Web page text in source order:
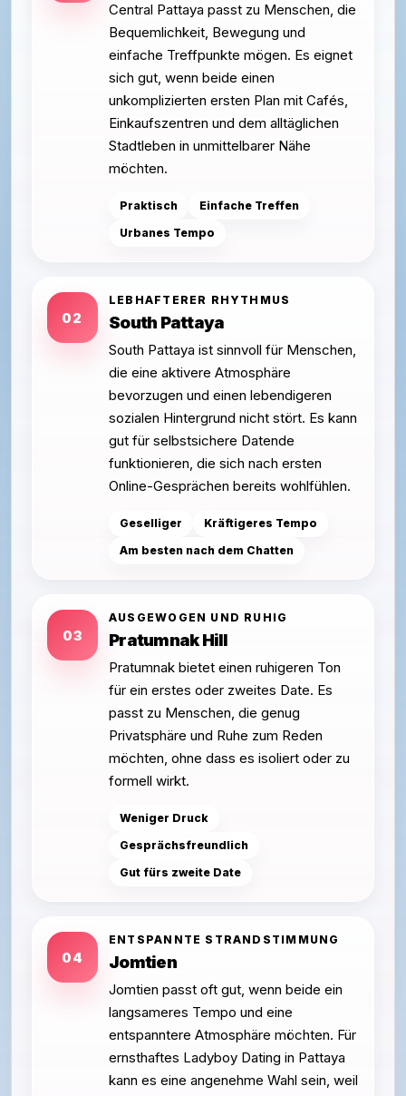
Central Pattaya passt zu Menschen, die
Bequemlichkeit, Bewegung und
einfache Treffpunkte mögen. Es eignet
sich gut, wenn beide einen
unkomplizierten ersten Plan mit Cafés,
Einkaufszentren und dem alltäglichen
Stadtleben in unmittelbarer Nähe
möchten.
Praktisch
Einfache Treffen
Urbanes Tempo
02
LEBHAFTERER RHYTHMUS
South Pattaya
South Pattaya ist sinnvoll für Menschen,
die eine aktivere Atmosphäre
bevorzugen und einen lebendigeren
sozialen Hintergrund nicht stört. Es kann
gut für selbstsichere Datende
funktionieren, die sich nach ersten
Online-Gesprächen bereits wohlfühlen.
Geselliger
Kräftigeres Tempo
Am besten nach dem Chatten
03
AUSGEWOGEN UND RUHIG
Pratumnak Hill
Pratumnak bietet einen ruhigeren Ton
für ein erstes oder zweites Date. Es
passt zu Menschen, die genug
Privatsphäre und Ruhe zum Reden
möchten, ohne dass es isoliert oder zu
formell wirkt.
Weniger Druck
Gesprächsfreundlich
Gut fürs zweite Date
04
ENTSPANNTE STRANDSTIMMUNG
Jomtien
Jomtien passt oft gut, wenn beide ein
langsameres Tempo und eine
entspanntere Atmosphäre möchten. Für
ernsthaftes Ladyboy Dating in Pattaya
kann es eine angenehme Wahl sein, weil